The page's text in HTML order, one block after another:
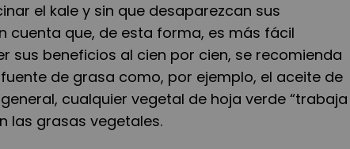
el kale y sin que desaparezcan sus
cuenta que, de esta forma, es más fácil
sus beneficios al cien por cien, se recomienda
de grasa como, por ejemplo, el aceite de
cualquier vegetal de hoja verde “trabaja
las grasas vegetales.